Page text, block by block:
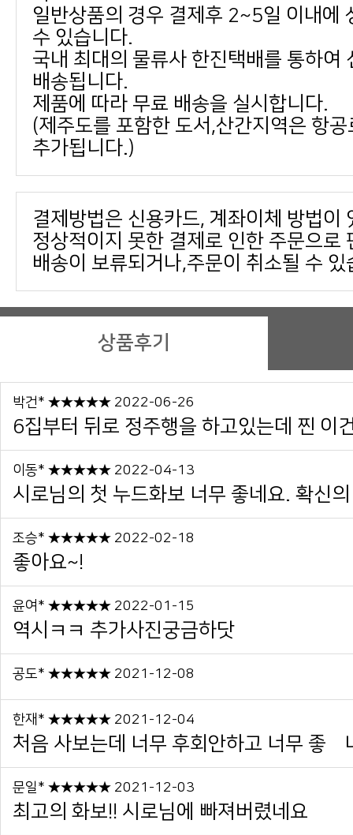
수 있습니다.
배송됩니다.
제품에 따라 무료 배송을 실시합니다.
추가됩니다.)
결제방법은 신용카드, 계좌이체 방법이
배송이 보류되거나,주문이 취소될 수 있
상품후기
박건* ★★★★★ 2022-06-26
6집부터 뒤로 정주행을 하고있는데 찐 이
이동* ★★★★★ 2022-04-13
시로님의 첫 누드화보 너무 좋네요. 확신
조승* ★★★★★ 2022-02-18
좋아요~!
윤여* ★★★★★ 2022-01-15
역시ㅋㅋ 추가사진궁금하닷
공도* ★★★★★ 2021-12-08
한재* ★★★★★ 2021-12-04
처음 사보는데 너무 후회안하고 너무 좋슺
문일* ★★★★★ 2021-12-03
최고의 화보!! 시로님에 빠져버렸네요